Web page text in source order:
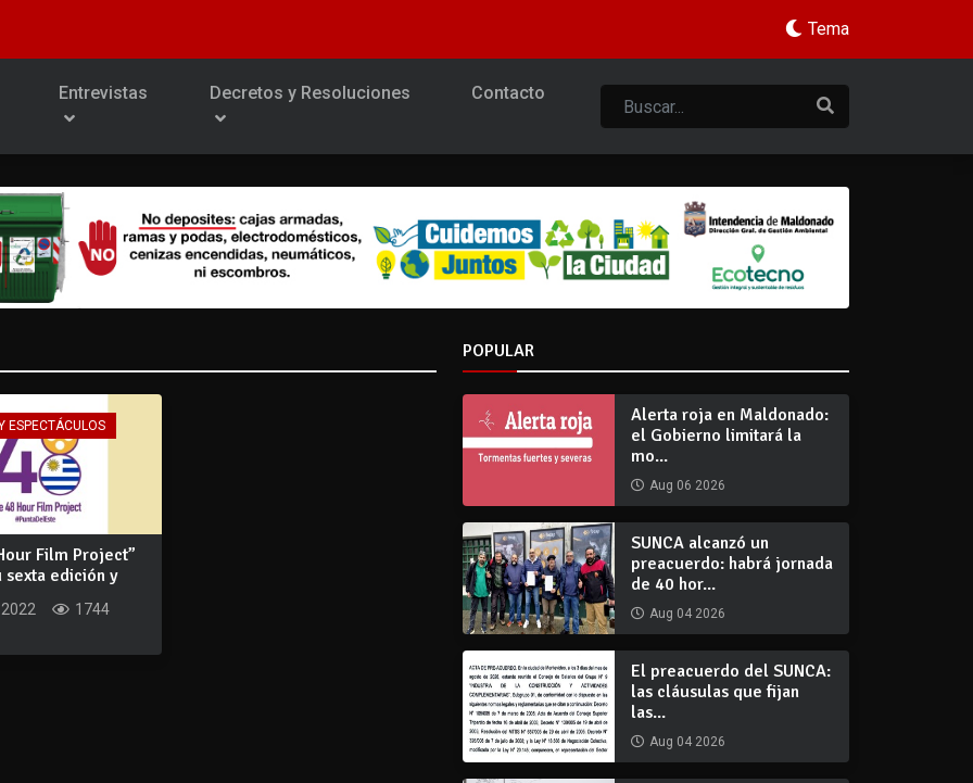
Tema
Entrevistas Decretos y Resoluciones Contacto
ESPECTÁCULOS
Film Project”
sexta edición y
1744
POPULAR
Alerta roja en Maldonado:
el Gobierno limitará la
mo...
Aug 06 2026
SUNCA alcanzó un
preacuerdo: habrá jornada
de 40 hor...
Aug 04 2026
El preacuerdo del SUNCA:
las cláusulas que fijan
las...
Aug 04 2026